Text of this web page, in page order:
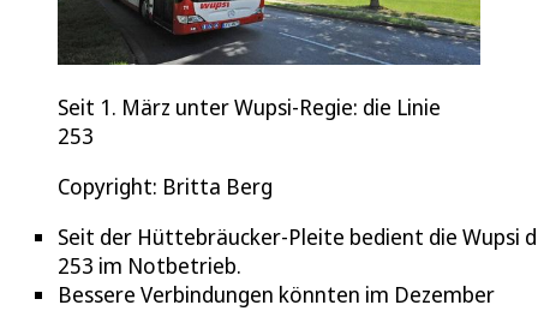
Seit 1. März unter Wupsi-Regie: die Linie
253
Copyright: Britta Berg
Seit der Hüttebräucker-Pleite bedient die Wupsi
253 im Notbetrieb.
Bessere Verbindungen könnten im Dezember